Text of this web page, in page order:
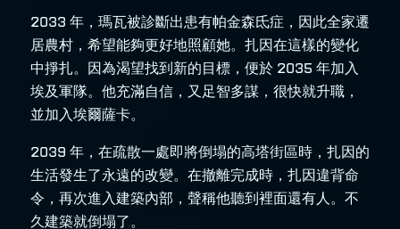
2033 年，瑪瓦被診斷出患有帕金森氐症，因此全家遷
居農村，希望能夠更好地照顧她。扎因在這樣的變化
中掙扎。因為渴望找到新的目標，便於 2035 年加入
埃及軍隊。他充滿自信，又足智多謀，很快就升職，
並加入埃爾薩卡。
2039 年，在疏散一處即將倒塌的高塔街區時，扎因的
生活發生了永遠的改變。在撤離完成時，扎因違背命
令，再次進入建築內部，聲稱他聽到裡面還有人。不
久建築就倒塌了。